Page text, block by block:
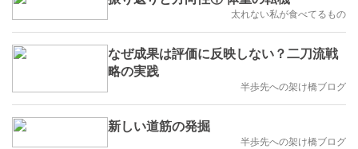
太れない私が食べてるもの
なぜ成果は評価に反映しない？二刀流戦
略の実践
半歩先への架け橋ブログ
新しい道筋の発掘
半歩先への架け橋ブログ